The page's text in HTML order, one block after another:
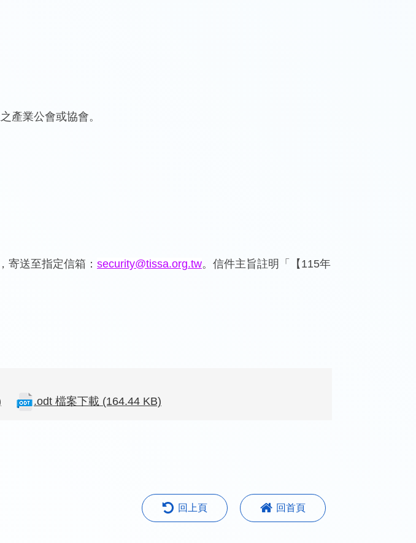
產業公會或協會。
寄送至指定信箱： security@tissa.org.tw。信件主旨註明「【115年
.odt 檔案下載 (164.44 KB)
回上頁 回首頁